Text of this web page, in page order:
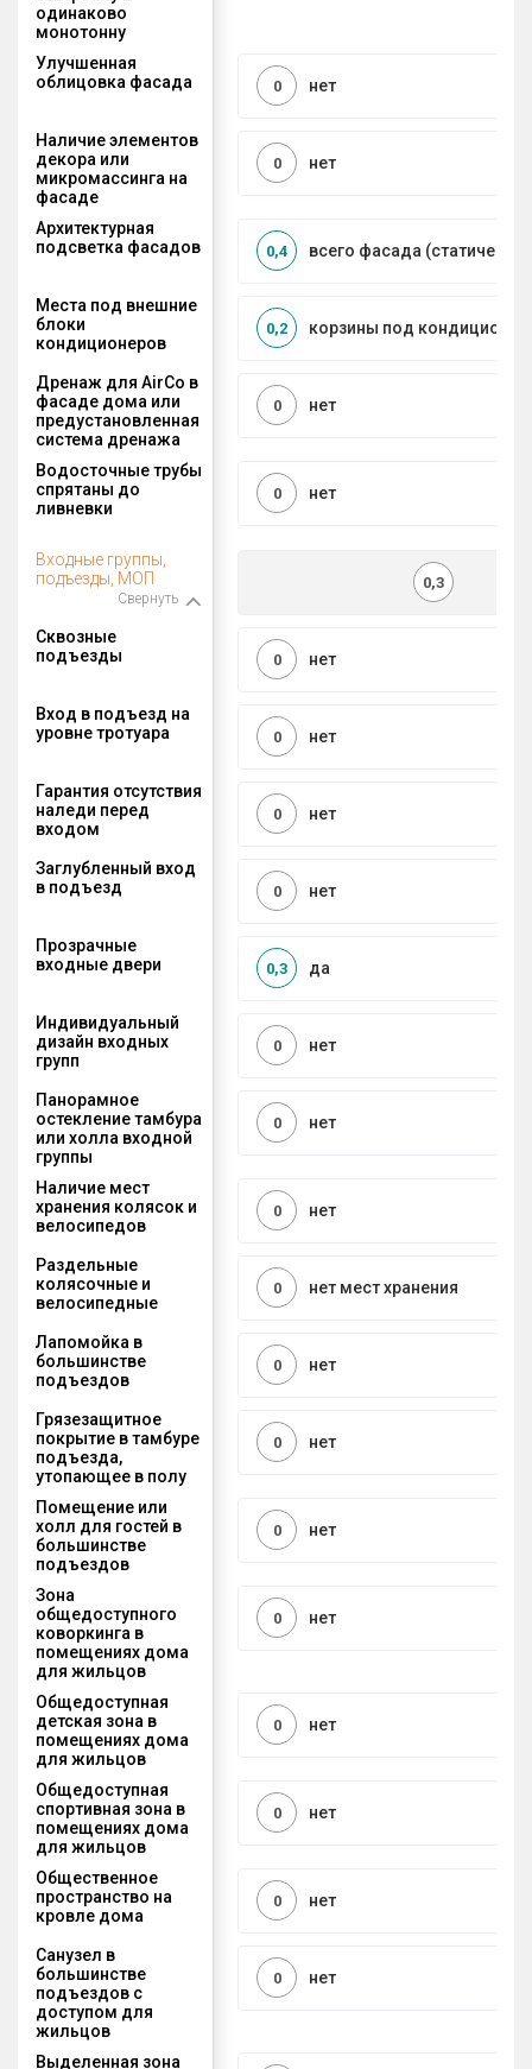
одинаково
монотонну
Улучшенная
облицовка фасада
нет
0
Наличие элементов
декора или
микромассинга на
фасаде
нет
0
Архитектурная
подсветка фасадов
всего фасада
0,4
Места под внешние
блоки
кондиционеров
корзины под
0,2
Дренаж для AirCo в
фасаде дома или
предустановленная
система дренажа
нет
0
Водосточные трубы
спрятаны до
ливневки
нет
0
Входные группы,
подъезды, МОП
Свернуть
0,3
Сквозные
подъезды
нет
0
Вход в подъезд на
уровне тротуара
нет
0
Гарантия отсутствия
наледи перед
входом
нет
0
Заглубленный вход
в подъезд
нет
0
Прозрачные
входные двери
да
0,3
Индивидуальный
дизайн входных
групп
нет
0
Панорамное
остекление тамбура
или холла входной
группы
нет
0
Наличие мест
хранения колясок и
велосипедов
нет
0
Раздельные
колясочные и
велосипедные
нет мест хранения
0
Лапомойка в
большинстве
подъездов
нет
0
Грязезащитное
покрытие в тамбуре
подъезда,
утопающее в полу
нет
0
Помещение или
холл для гостей в
большинстве
подъездов
нет
0
Зона
общедоступного
коворкинга в
помещениях дома
для жильцов
нет
0
Общедоступная
детская зона в
помещениях дома
для жильцов
нет
0
Общедоступная
спортивная зона в
помещениях дома
для жильцов
нет
0
Общественное
пространство на
кровле дома
нет
0
Санузел в
большинстве
подъездов с
доступом для
жильцов
нет
0
Выделенная зона